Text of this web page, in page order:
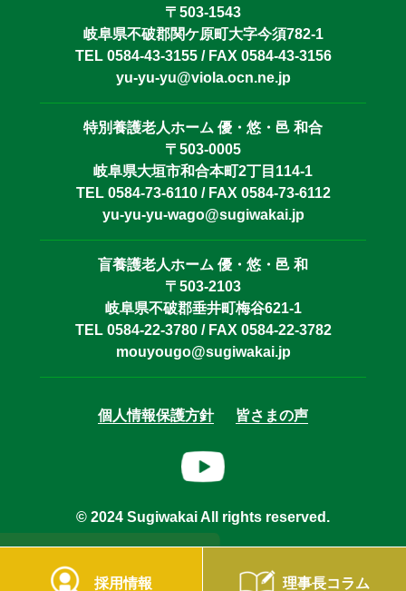
採用情報 理事長コラム
〒503-1543
岐阜県不破郡関ケ原町大字今須782-1
TEL 0584-43-3155 / FAX 0584-43-3156
yu-yu-yu@viola.ocn.ne.jp
特別養護老人ホーム 優・悠・邑 和合
〒503-0005
岐阜県大垣市和合本町2丁目114-1
TEL 0584-73-6110 / FAX 0584-73-6112
yu-yu-yu-wago@sugiwakai.jp
盲養護老人ホーム 優・悠・邑 和
〒503-2103
岐阜県不破郡垂井町梅谷621-1
TEL 0584-22-3780 / FAX 0584-22-3782
mouyougo@sugiwakai.jp
個人情報保護方針 皆さまの声
© 2024 Sugiwakai All rights reserved.